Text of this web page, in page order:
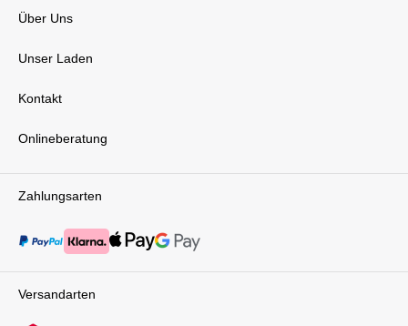
Zahlungsarten
Versandarten
Über Uns
Unser Laden
Kontakt
Onlineberatung